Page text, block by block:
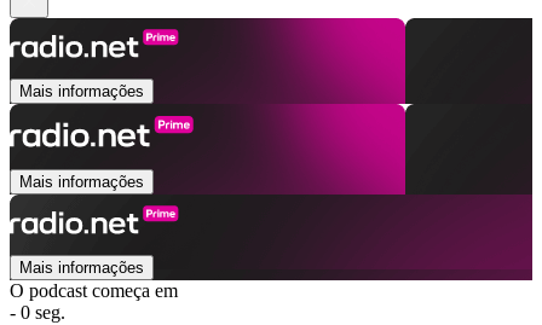
Mais informações
Mais informações
Mais informações
O podcast começa em
- 0 seg.